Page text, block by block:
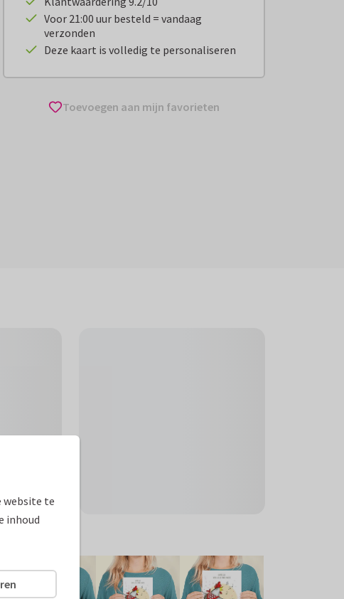
Voor 21:00 uur besteld = vandaag
verzonden
Deze kaart is volledig te personaliseren
Toevoegen aan mijn favorieten
website te
inhoud